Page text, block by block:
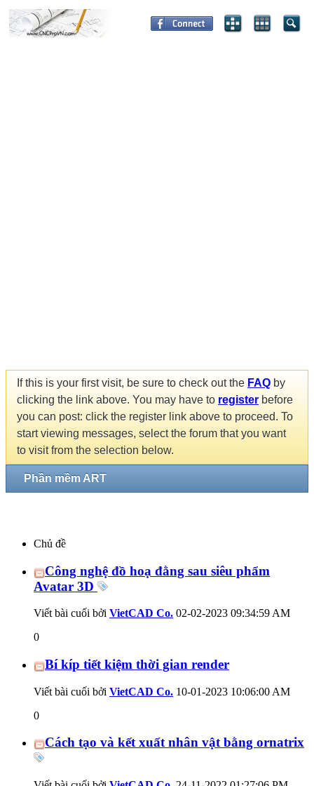
If this is your first visit, be sure to check out the FAQ by
clicking the link above. You may have to register before
you can post: click the register link above to proceed. To
start viewing messages, select the forum that you want
to visit from the selection below.
Phần mềm ART
Chủ đề
Công nghệ đồ hoạ đằng sau siêu phẩm
Avatar 3D
Viết bài cuối bởi VietCAD Co. 02-02-2023 09:34:59 AM
0
Bí kíp tiết kiệm thời gian render
Viết bài cuối bởi VietCAD Co. 10-01-2023 10:06:00 AM
0
Cách tạo và kết xuất nhân vật bằng ornatrix